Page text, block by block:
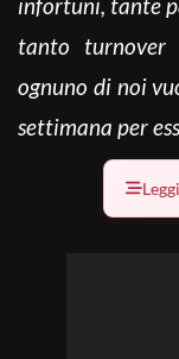
tanto turnover
ognuno di noi
settimana per